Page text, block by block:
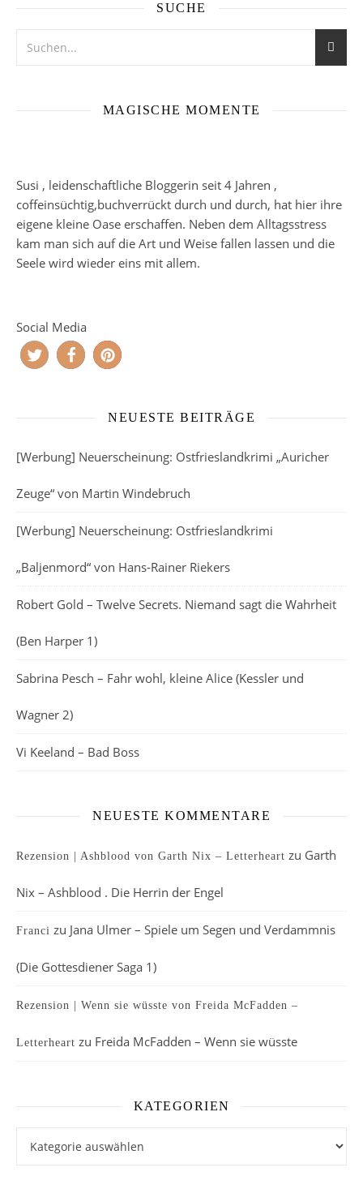
SUCHE
MAGISCHE MOMENTE
Susi , leidenschaftliche Bloggerin seit 4 Jahren ,
coffeinsüchtig,buchverrückt durch und durch, hat hier ihre
eigene kleine Oase erschaffen. Neben dem Alltagsstress
kam man sich auf die Art und Weise fallen lassen und die
Seele wird wieder eins mit allem.
Social Media
NEUESTE BEITRÄGE
[Werbung] Neuerscheinung: Ostfrieslandkrimi „Auricher
Zeuge“ von Martin Windebruch
[Werbung] Neuerscheinung: Ostfrieslandkrimi
„Baljenmord“ von Hans-Rainer Riekers
Robert Gold – Twelve Secrets. Niemand sagt die Wahrheit
(Ben Harper 1)
Sabrina Pesch – Fahr wohl, kleine Alice (Kessler und
Wagner 2)
Vi Keeland – Bad Boss
NEUESTE KOMMENTARE
Rezension | Ashblood von Garth Nix – Letterheart zu Garth
Nix – Ashblood . Die Herrin der Engel
Franci zu Jana Ulmer – Spiele um Segen und Verdammnis
(Die Gottesdiener Saga 1)
Rezension | Wenn sie wüsste von Freida McFadden –
Letterheart zu Freida McFadden – Wenn sie wüsste
KATEGORIEN